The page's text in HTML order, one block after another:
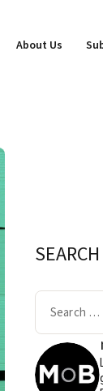
About Us
SEARCH